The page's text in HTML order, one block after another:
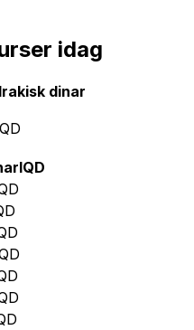
idag
dinar
IQD